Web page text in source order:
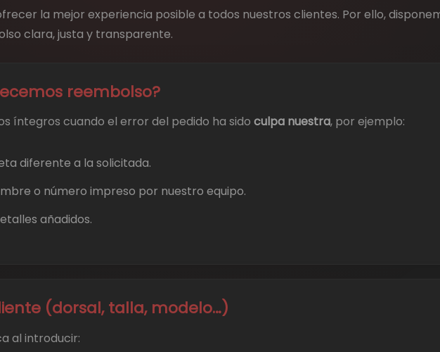
la mejor experiencia posible a todos nuestros clientes. Por ello,
clara, justa y transparente.
reembolso?
íntegros cuando el error del pedido ha sido culpa nuestra, por ejemplo:
diferente a la solicitada.
o número impreso por nuestro equipo.
añadidos.
(dorsal, talla, modelo…)
al introducir: